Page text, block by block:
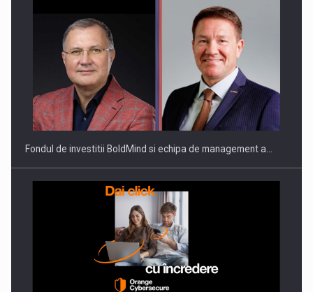
ROOTED IN ROMANIA, BUILT TO DELIVER TECHNOLOGY FOR
THE…
Fondul de investitii BoldMind si echipa de management a…